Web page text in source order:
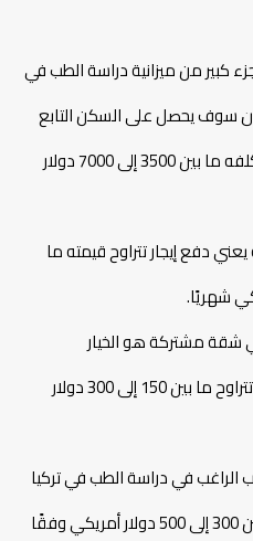
كبير من ميزانية دراسة الطب في
كان سوف يحصل على السكن التابع
للجامعة، فإن ذلك سوف يكلفه ما بين 3500 إلى 7000 دولار
دفع إيجار تتراوح قيمته ما
شقة مشتركة هو الخيار
الاقتصادي الأفضل بتكلفة تتراوح ما بين 150 إلى 300 دولار
في دراسة الطب في تركيا
باللغة الانجليزية تتراوح ما بين 300 إلى 500 دولار أمريكي وفقًا